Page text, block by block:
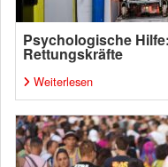
Psychologische
Rettungskräfte
Weiterlesen